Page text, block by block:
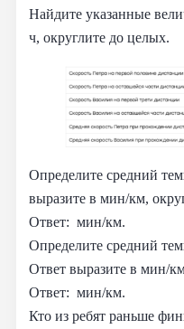
Найдите указанные
ч, округлите до целых.
Определите средний
выразите в мин/км,
Ответ: мин/км.
Определите средний
Ответ выразите в мин/
Ответ: мин/км.
Кто из ребят раньше